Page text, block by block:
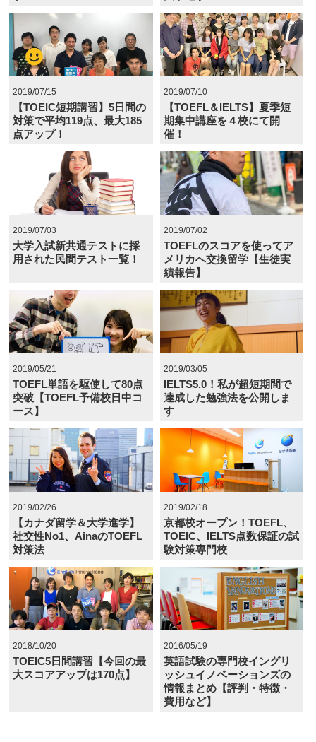
2019/07/15
【TOEIC短期講習】5日間の
対策で平均119点、最大185
点アップ！
2019/07/10
【TOEFL＆IELTS】夏季短
期集中講座を４校にて開
催！
2019/07/03
大学入試新共通テストに採
用された民間テスト一覧！
2019/07/02
TOEFLのスコアを使ってア
メリカへ交換留学【生徒実
績報告】
2019/05/21
TOEFL単語を駆使して80点
突破【TOEFL予備校日中コ
ース】
2019/03/05
IELTS5.0！私が超短期間で
達成した勉強法を公開しま
す
2019/02/26
【カナダ留学＆大学進学】
社交性No1、AinaのTOEFL
対策法
2019/02/18
京都校オープン！TOEFL、
TOEIC、IELTS点数保証の試
験対策専門校
2018/10/20
TOEIC5日間講習【今回の最
大スコアアップは170点】
2016/05/19
英語試験の専門校イングリ
ッシュイノベーションズの
情報まとめ【評判・特徴・
費用など】